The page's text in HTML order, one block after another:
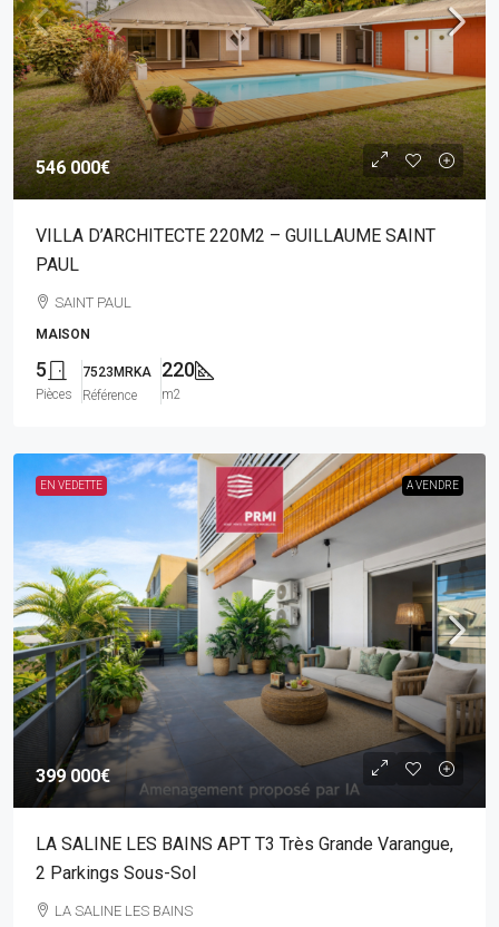
546 000€
VILLA D’ARCHITECTE 220M2 – GUILLAUME SAINT
PAUL
SAINT PAUL
MAISON
5
Pièces
7523MRKA
Référence
220
m2
EN VEDETTE A VENDRE
399 000€
LA SALINE LES BAINS APT T3 Très Grande Varangue,
2 Parkings Sous-Sol
LA SALINE LES BAINS